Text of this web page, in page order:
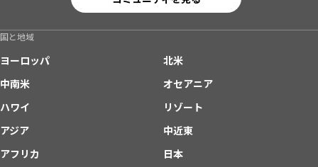
国と地域
ヨーロッパ
北米
中南米
オセアニア
ハワイ
リゾート
アジア
中近東
アフリカ
日本